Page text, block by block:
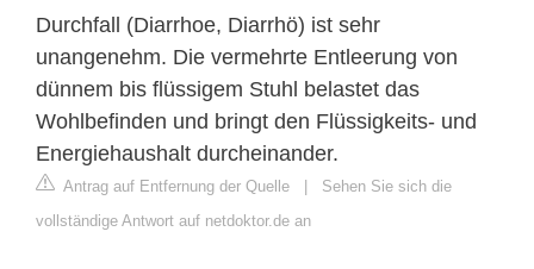
Durchfall (Diarrhoe, Diarrhö) ist sehr
unangenehm. Die vermehrte Entleerung von
dünnem bis flüssigem Stuhl belastet das
Wohlbefinden und bringt den Flüssigkeits- und
Energiehaushalt durcheinander.
Antrag auf Entfernung der Quelle | Sehen Sie sich die
vollständige Antwort auf netdoktor.de an